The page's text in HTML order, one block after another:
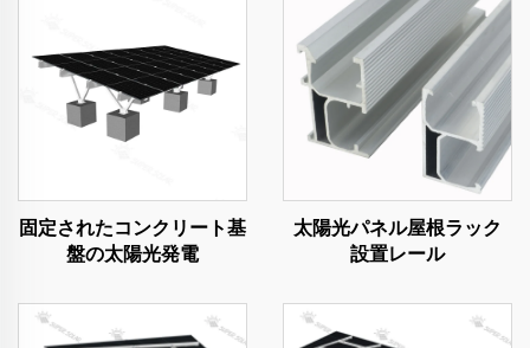
固定されたコンクリート基
盤の太陽光発電
太陽光パネル屋根ラック
設置レール